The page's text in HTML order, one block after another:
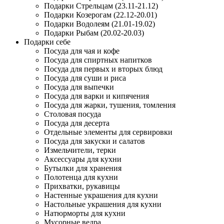
Подарки Стрельцам (23.11-21.12)
Подарки Козерогам (22.12-20.01)
Подарки Водолеям (21.01-19.02)
Подарки Рыбам (20.02-20.03)
Подарки себе
Посуда для чая и кофе
Посуда для спиртных напитков
Посуда для первых и вторых блюд
Посуда для суши и риса
Посуда для выпечки
Посуда для варки и кипячения
Посуда для жарки, тушения, томления
Столовая посуда
Посуда для десерта
Отдельные элементы для сервировки
Посуда для закуски и салатов
Измельчители, терки
Аксессуары для кухни
Бутылки для хранения
Полотенца для кухни
Прихватки, рукавицы
Настенные украшения для кухни
Настольные украшения для кухни
Натюрморты для кухни
Мусорные ведра